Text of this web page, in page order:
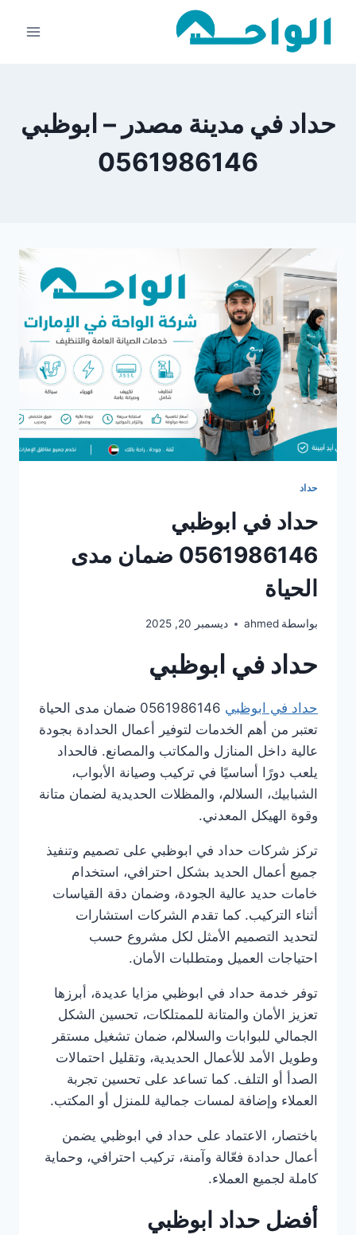
حداد في مدينة مصدر – ابوظبي
0561986146
حداد
حداد في ابوظبي
0561986146 ضمان مدى
الحياة
بواسطة ahmed ديسمبر 20, 2025
حداد في ابوظبي
حداد في ابوظبي
0561986146 ضمان مدى الحياة
تعتبر من أهم الخدمات لتوفير أعمال الحدادة بجودة
عالية داخل المنازل والمكاتب والمصانع. فالحداد
يلعب دورًا أساسيًا في تركيب وصيانة الأبواب،
الشبابيك، السلالم، والمظلات الحديدية لضمان متانة
وقوة الهيكل المعدني.
تركز شركات حداد في ابوظبي على تصميم وتنفيذ
جميع أعمال الحديد بشكل احترافي، استخدام
خامات حديد عالية الجودة، وضمان دقة القياسات
أثناء التركيب. كما تقدم الشركات استشارات
لتحديد التصميم الأمثل لكل مشروع حسب
احتياجات العميل ومتطلبات الأمان.
توفر خدمة حداد في ابوظبي مزايا عديدة، أبرزها
تعزيز الأمان والمتانة للممتلكات، تحسين الشكل
الجمالي للبوابات والسلالم، ضمان تشغيل مستقر
وطويل الأمد للأعمال الحديدية، وتقليل احتمالات
الصدأ أو التلف. كما تساعد على تحسين تجربة
العملاء وإضافة لمسات جمالية للمنزل أو المكتب.
باختصار، الاعتماد على حداد في ابوظبي يضمن
أعمال حدادة فعّالة وآمنة، تركيب احترافي، وحماية
كاملة لجميع العملاء.
أفضل حداد ابوظبي